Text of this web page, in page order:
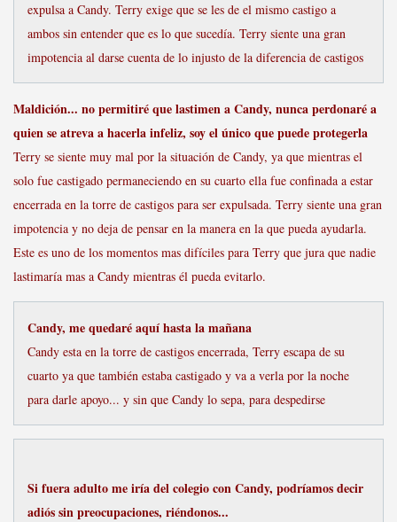
expulsa a Candy. Terry exige que se les de el mismo castigo a
ambos sin entender que es lo que sucedía. Terry siente una gran
impotencia al darse cuenta de lo injusto de la diferencia de castigos
Maldición... no permitiré que lastimen a Candy, nunca perdonaré a
quien se atreva a hacerla infeliz, soy el único que puede protegerla
Terry se siente muy mal por la situación de Candy, ya que mientras el
solo fue castigado permaneciendo en su cuarto ella fue confinada a estar
encerrada en la torre de castigos para ser expulsada. Terry siente una gran
impotencia y no deja de pensar en la manera en la que pueda ayudarla.
Este es uno de los momentos mas difíciles para Terry que jura que nadie
lastimaría mas a Candy mientras él pueda evitarlo.
Candy, me quedaré aquí hasta la mañana
Candy esta en la torre de castigos encerrada, Terry escapa de su
cuarto ya que también estaba castigado y va a verla por la noche
para darle apoyo... y sin que Candy lo sepa, para despedirse
Si fuera adulto me iría del colegio con Candy, podríamos decir
adiós sin preocupaciones, riéndonos...